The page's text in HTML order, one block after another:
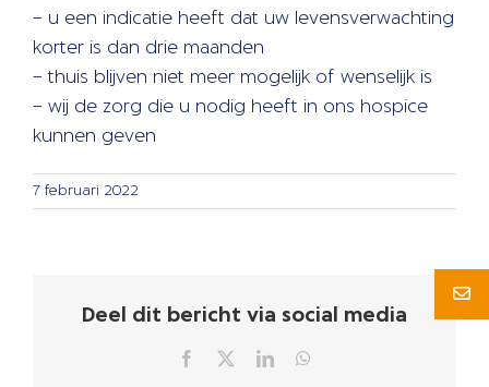
– u een indicatie heeft dat uw levensverwachting
korter is dan drie maanden
– thuis blijven niet meer mogelijk of wenselijk is
– wij de zorg die u nodig heeft in ons hospice
kunnen geven
7 februari 2022
Deel dit bericht via social media
Facebook LinkedIn